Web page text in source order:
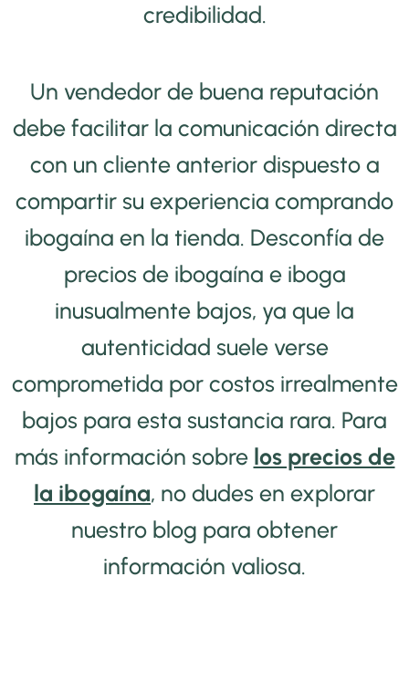
credibilidad.
Un vendedor de buena reputación
debe facilitar la comunicación directa
con un cliente anterior dispuesto a
compartir su experiencia comprando
ibogaína en la tienda. Desconfía de
precios de ibogaína e iboga
inusualmente bajos, ya que la
autenticidad suele verse
comprometida por costos irrealmente
bajos para esta sustancia rara. Para
más información sobre los precios de
la ibogaína, no dudes en explorar
nuestro blog para obtener
información valiosa.